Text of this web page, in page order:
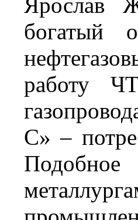
богатый
работу
С» –